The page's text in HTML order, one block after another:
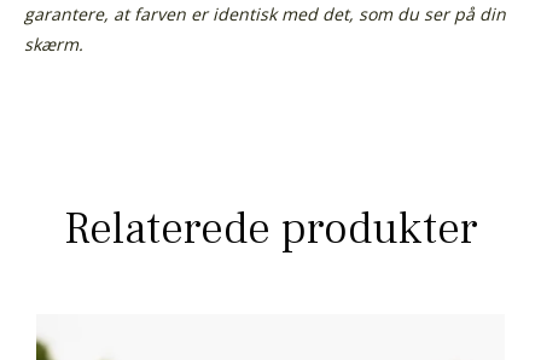
garantere, at farven er identisk med det, som du ser på din
skærm.
Relaterede produkter